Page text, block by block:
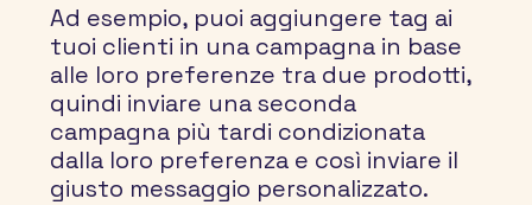
Ad esempio, puoi aggiungere tag ai
tuoi clienti in una campagna in base
alle loro preferenze tra due prodotti,
quindi inviare una seconda
campagna più tardi condizionata
dalla loro preferenza e così inviare il
giusto messaggio personalizzato.